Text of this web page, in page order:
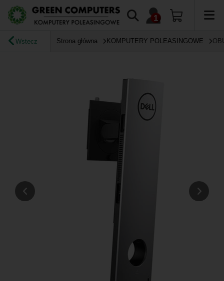
Wstecz Strona główna KOMPUTERY POLEASINGOWE